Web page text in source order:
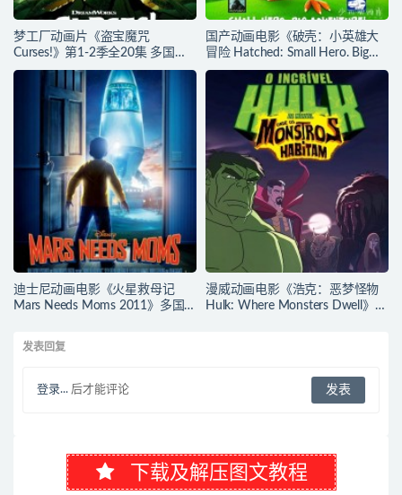
梦工厂动画片《盗宝魔咒
Curses!》第1-2季全20集 多国语
言(无国语)+多国字幕(含中文) 官
方纯净收藏版 1080P/MKV/18.9G
动画片魔咒谜遇记下载
国产动画电影《破壳：小英雄大
冒险 Hatched: Small Hero. Big
Adventure! 2013》英文发音+英
文字幕 官方纯净收藏版
1080P/MKV/1.35G 动画片小英雄
大冒险下载
迪士尼动画电影《火星救母记
Mars Needs Moms 2011》多国
官方纯净收藏版
720P/MKV/3.89G 动画片下载
漫威动画电影《浩克：恶梦怪物
Hulk: Where Monsters Dwell》多
发表回复
登录... 后才能评论
下载及解压图文教程